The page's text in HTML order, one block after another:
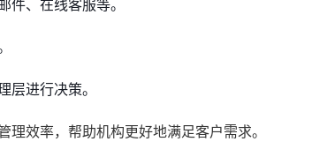
件、在线客服等。
层进行决策。
效率，帮助机构更好地满足客户需求。